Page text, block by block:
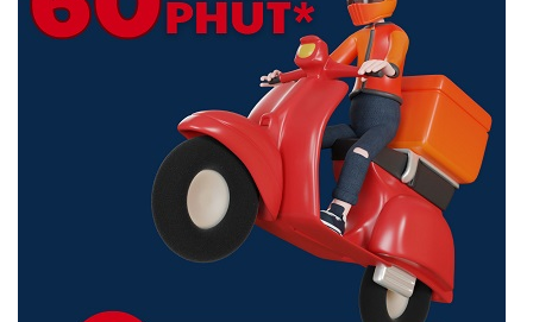
Anten Độ Lợi Cao với Beamforming - Tín Hiệu Xuyên Qua Tường
Bốn ăng-ten bên ngoài có công suất cao 5 dBi với cấu trúc bên
trong được thiết kế tốt giúp tăng đáng kể hiệu suất truyền dẫn, phủ
tần kép không dây AC1200
(MR30G)
• Bộ đổi nguồn
• Hướng dẫn cài đặt nhanh
• Cáp Ethernet RJ45
24 tháng